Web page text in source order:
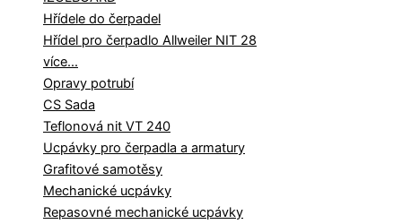
Hřídele do čerpadel
Hřídel pro čerpadlo Allweiler NIT 28
více...
Opravy potrubí
CS Sada
Teflonová nit VT 240
Ucpávky pro čerpadla a armatury
Grafitové samotěsy
Mechanické ucpávky
Repasovné mechanické ucpávky